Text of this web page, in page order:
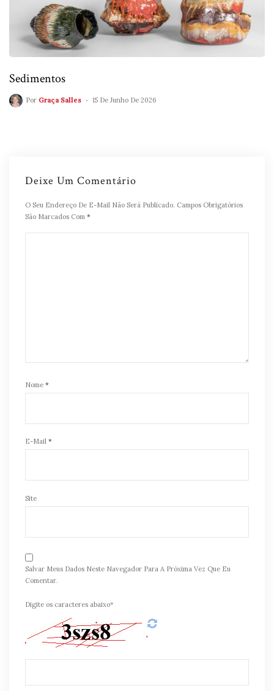
Sedimentos
Por Graça Salles 15 De Junho De 2026
Deixe Um Comentário
O Seu Endereço De E-Mail Não Será Publicado. Campos Obrigatórios
São Marcados Com *
Nome *
E-Mail *
Site
Salvar Meus Dados Neste Navegador Para A Próxima Vez Que Eu
Comentar.
Digite os caracteres abaixo*